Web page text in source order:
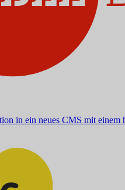
in ein neues CMS mit einem